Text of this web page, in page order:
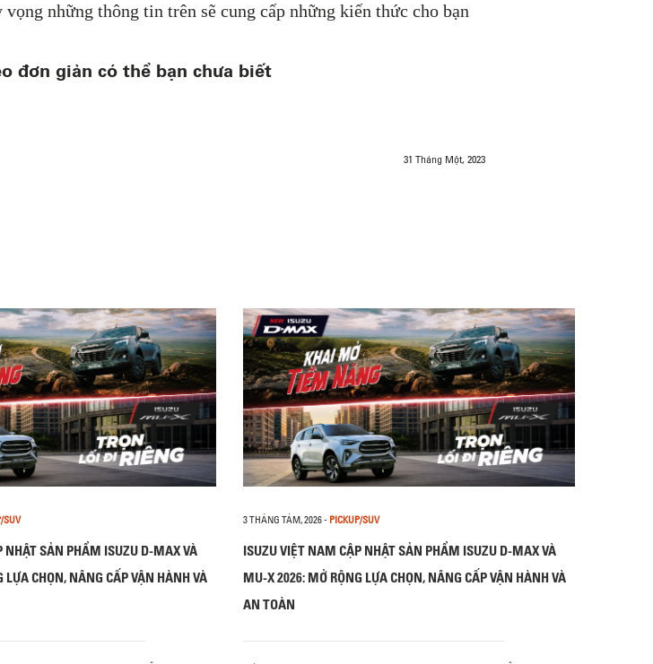
những thông tin trên sẽ cung cấp những kiến thức cho bạn
đơn giản có thể bạn chưa biết
31 Tháng Một, 2023
SUV
NHẬT SẢN PHẨM ISUZU D-MAX VÀ
LỰA CHỌN, NÂNG CẤP VẬN HÀNH VÀ
3 THÁNG TÁM, 2026- PICKUP/SUV
ISUZU VIỆT NAM CẬP NHẬT SẢN PHẨM ISUZU D-MAX VÀ
MU-X 2026: MỞ RỘNG LỰA CHỌN, NÂNG CẤP VẬN HÀNH VÀ
AN TOÀN